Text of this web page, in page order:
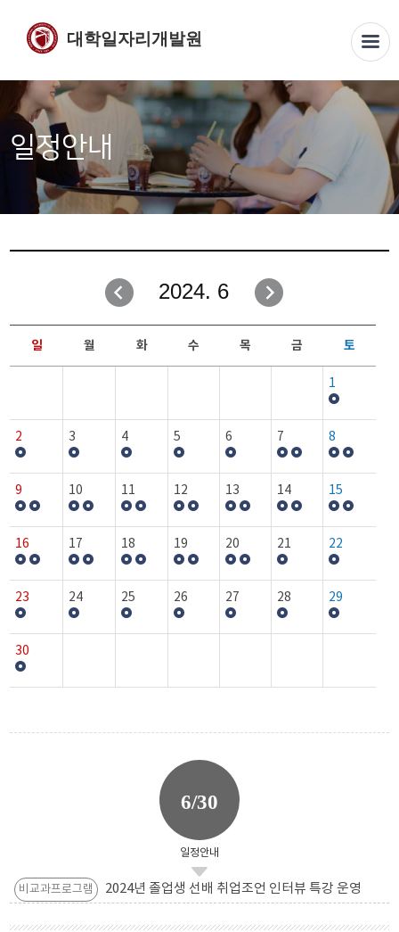
대학일자리개발원
일정안내
2024. 6
일 월 화 수 목 금 토
1
2 3 4 5 6 7 8
9 10 11 12 13 14 15
16 17 18 19 20 21 22
23 24 25 26 27 28 29
30
6/30
일정안내
비교과프로그램 2024년 졸업생 선배 취업조언 인터뷰 특강 운영